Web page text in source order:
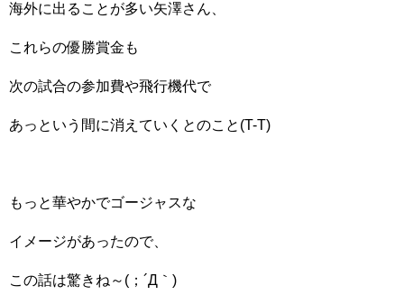
海外に出ることが多い矢澤さん、
これらの優勝賞金も
次の試合の参加費や飛行機代で
あっという間に消えていくとのこと(T-T)
もっと華やかでゴージャスな
イメージがあったので、
この話は驚きね～(；´Д｀)